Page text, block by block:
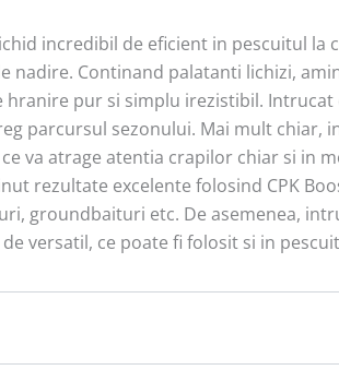
incredibil de eficient in pescuitul
nadire. Continand palatanti lichizi,
pur si simplu irezistibil. Intrucat
parcursul sezonului. Mai mult chiar,
va atrage atentia crapilor chiar si in
rezultate excelente folosind CPK
groundbaituri etc. De asemenea,
versatil, ce poate fi folosit si in